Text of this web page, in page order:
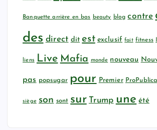
Banquette arrière en bas beauty blog contre
des direct dit est exclusif fait fitness
liens Live Mafia monde nouveau
pas popsugar pour Premier ProPublica
siège son sont sur Trump une été